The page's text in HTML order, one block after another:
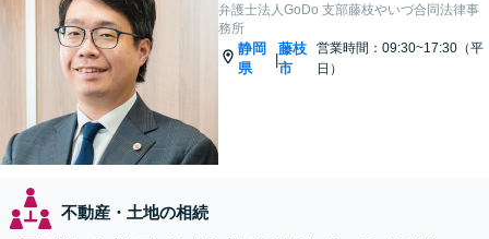
弁護士法人GoDo 支部藤枝やいづ合同法律事
務所
静岡
県
|
藤枝
市
営業時間：09:30~17:30（平
日）
不動産・土地の相続